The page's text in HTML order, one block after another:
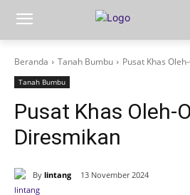
Beranda Tanah Bumbu Pusat Khas
Tanah Bumbu
Pusat Khas Oleh-
Diresmikan
By lintang 13 November 2024